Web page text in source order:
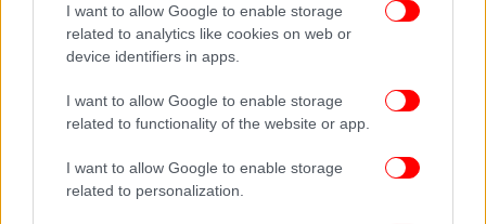
I want to allow Google to enable storage
related to analytics like cookies on web or
device identifiers in apps.
I want to allow Google to enable storage
related to functionality of the website or app.
I want to allow Google to enable storage
related to personalization.